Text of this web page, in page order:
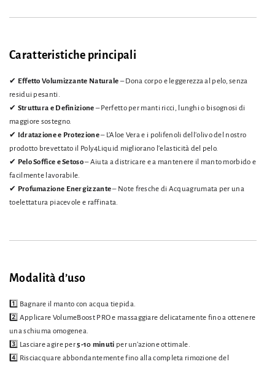
Caratteristiche principali
✔ Effetto Volumizzante Naturale– Dona corpo e leggerezza al pelo, senza
residui pesanti.
✔ Struttura e Definizione– Perfetto per manti ricci, lunghi o bisognosi di
maggiore sostegno.
✔
Idratazione e Protezione– L’Aloe Vera e i polifenoli dell’olivo del nostro
prodotto brevettato il Poly4Liquid migliorano l’elasticità del pelo.
✔ Pelo Soffice e Setoso– Aiuta a districare e a mantenere il manto morbido e
facilmente lavorabile.
✔ Profumazione Energizzante– Note fresche di Acquagrumata per una
toelettatura piacevole e raffinata.
Modalità d’uso
1️⃣ Bagnare il manto con acqua tiepida.
2️⃣ Applicare VolumeBoost PRO e massaggiare delicatamente fino a ottenere
una schiuma omogenea.
3️⃣ Lasciare agire per5-10 minuti per un’azione ottimale.
4️⃣ Risciacquare abbondantemente fino alla completa rimozione del